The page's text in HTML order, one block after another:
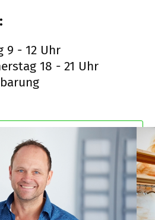
9 - 12 Uhr
18 - 21 Uhr